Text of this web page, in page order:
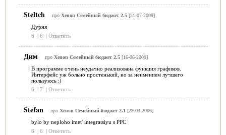
Steltch про Xenon Семейный бюджет 2.5[21-07-2009]
Дурня
6
| 6 | Ответить
Дим про Xenon Семейный бюджет 2.5[16-06-2009]
В программе очень неудачно реализована функция графиков.
Интерфейс уж больно простенький, но за неимением лучшего
пользуюсь :)
6
| 7 | Ответить
Stefan про Xenon Семейный бюджет 2.1 [29-03-2006]
bylo by neploho imet' integratsiyu s PPC
6
| 6 | Ответить